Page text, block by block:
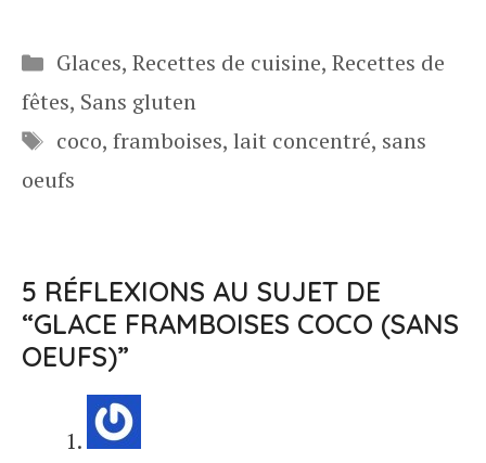
Catégories
Glaces, Recettes de cuisine, Recettes de
fêtes, Sans gluten
Étiquettes
coco, framboises, lait concentré, sans
oeufs
5 RÉFLEXIONS AU SUJET DE
“GLACE FRAMBOISES COCO (SANS
OEUFS)”